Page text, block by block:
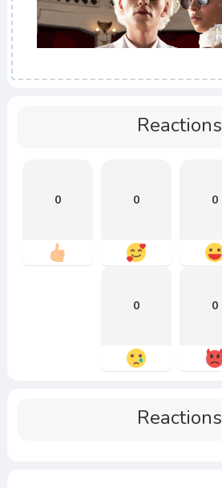
Reactions
0 0 0
0 0
Reactions